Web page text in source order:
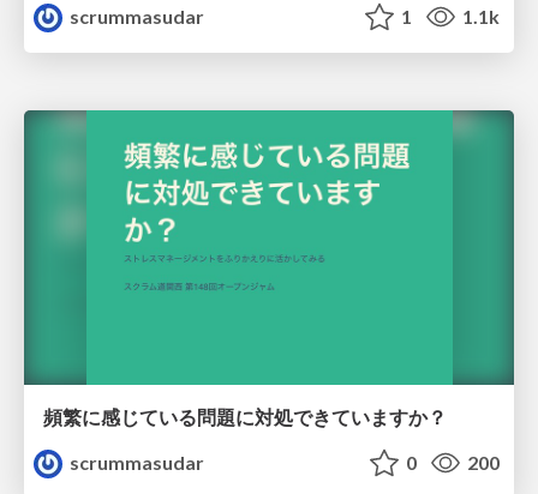
scrummasudar
1 1.1k
頻繁に感じている問題に対処できていますか？
scrummasudar
0 200